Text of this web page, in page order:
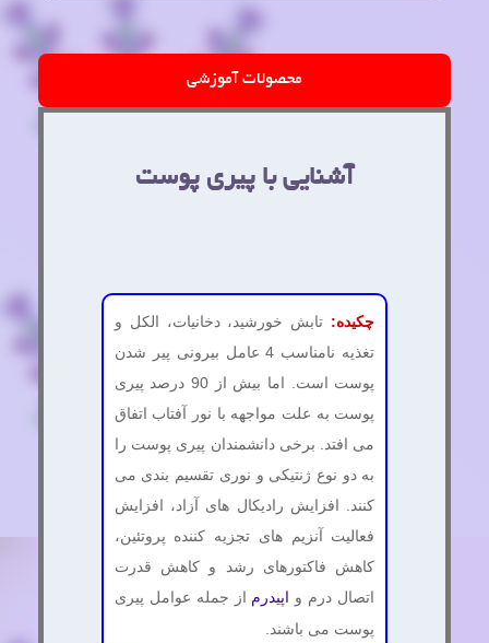
محصولات آموزشی
آشنایی با پیری پوست
چکیده: تابش خورشید، دخانیات، الکل و
تغذیه نامناسب 4 عامل بیرونی پیر شدن
پوست است. اما بیش از 90 درصد پیری
پوست به علت مواجهه با نور آفتاب اتفاق
می افتد. برخی دانشمندان پیری پوست را
به دو نوع ژنتیکی و نوری تقسیم بندی می
کنند. افزایش رادیکال های آزاد، افزایش
فعالیت آنزیم های تجزیه کننده پروتئین،
کاهش فاکتورهای رشد و کاهش قدرت
اتصال درم و
اپیدرم از جمله عوامل پیری
پوست می باشند.